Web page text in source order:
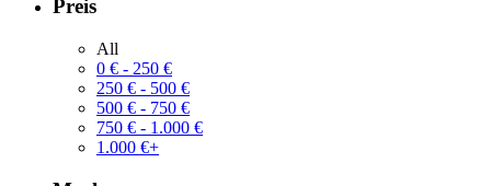
Preis
All
0 € - 250 €
250 € - 500 €
500 € - 750 €
750 € - 1.000 €
1.000 €+